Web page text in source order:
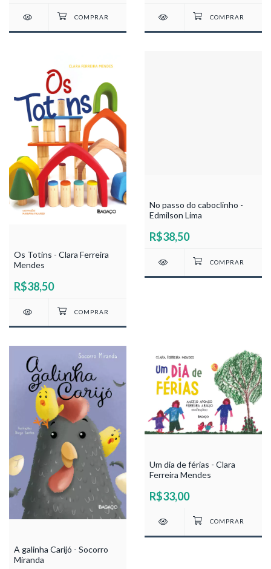
Os Totins - Clara Ferreira
Mendes
R$38,50
No passo do caboclinho -
Edmilson Lima
R$38,50
A galinha Carijó - Socorro
Miranda
Um dia de férias - Clara
Ferreira Mendes
R$33,00